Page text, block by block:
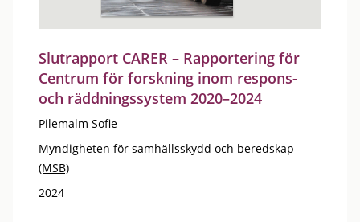
Slutrapport CARER – Rapportering för
Centrum för forskning inom respons-
och räddningssystem 2020–2024
Pilemalm Sofie
Myndigheten för samhällsskydd och beredskap
(MSB)
2024